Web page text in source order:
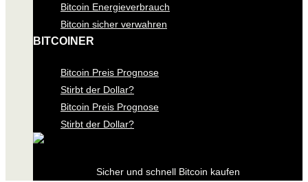
Bitcoin Energieverbrauch
Bitcoin sicher verwahren
BITCOINER
Bitcoin Preis Prognose
Stirbt der Dollar?
Bitcoin Preis Prognose
Stirbt der Dollar?
Sicher und schnell Bitcoin kaufen